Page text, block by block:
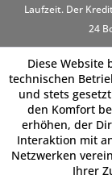
Laufzeit. Der
24
Diese Website
technischen
und stets
den Komfort
erhöhen, der
Interaktion mit
Netzwerken
Ihrer